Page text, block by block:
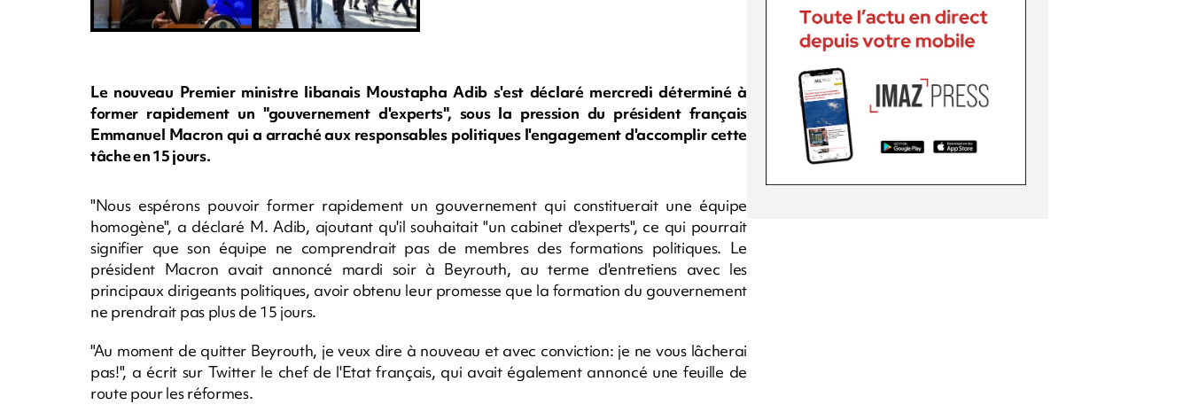
Le nouveau Premier ministre libanais Moustapha Adib s'est déclaré mercredi déterminé à
former rapidement un "gouvernement d'experts", sous la pression du président français
Emmanuel Macron qui a arraché aux responsables politiques l'engagement d'accomplir cette
tâche en 15 jours.
"Nous espérons pouvoir former rapidement un gouvernement qui constituerait une équipe
homogène", a déclaré M. Adib, ajoutant qu'il souhaitait "un cabinet d'experts", ce qui pourrait
signifier que son équipe ne comprendrait pas de membres des formations politiques. Le
président Macron avait annoncé mardi soir à Beyrouth, au terme d'entretiens avec les
principaux dirigeants politiques, avoir obtenu leur promesse que la formation du gouvernement
ne prendrait pas plus de 15 jours.
"Au moment de quitter Beyrouth, je veux dire à nouveau et avec conviction: je ne vous lâcherai
pas!", a écrit sur Twitter le chef de l'Etat français, qui avait également annoncé une feuille de
route pour les réformes.